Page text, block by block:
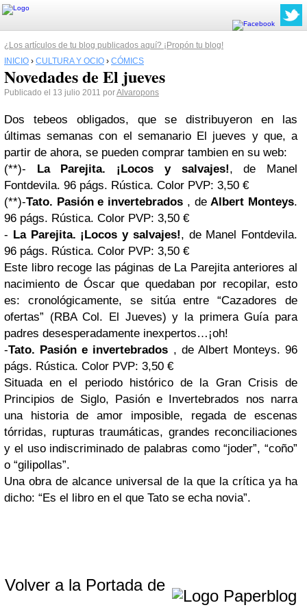
¿Los artículos de tu blog publicados aquí? ¡Propón tu blog!
INICIO › CULTURA Y OCIO › CÓMICS
Novedades de El jueves
Publicado el 13 julio 2011 porAlvaropons
Dos tebeos obligados, que se distribuyeron en las
últimas semanas con el semanario El jueves y que, a
partir de ahora, se pueden comprar tambien en su web:
(**)- La Parejita. ¡Locos y salvajes!, de Manel
Fontdevila. 96 págs. Rústica. Color PVP: 3,50 €
(**)-Tato. Pasión e invertebrados , deAlbert Monteys.
96 págs. Rústica. Color PVP: 3,50 €
- La Parejita. ¡Locos y salvajes!, de Manel Fontdevila.
96 págs. Rústica. Color PVP: 3,50 €
Este libro recoge las páginas de La Parejita anteriores al
nacimiento de Óscar que quedaban por recopilar, esto
es: cronológicamente, se sitúa entre “Cazadores de
ofertas” (RBA Col. El Jueves) y la primera Guía para
padres desesperadamente inexpertos…¡oh!
-Tato. Pasión e invertebrados , de Albert Monteys. 96
págs. Rústica. Color PVP: 3,50 €
Situada en el periodo histórico de la Gran Crisis de
Principios de Siglo, Pasión e Invertebrados nos narra
una historia de amor imposible, regada de escenas
tórridas, rupturas traumáticas, grandes reconciliaciones
y el uso indiscriminado de palabras como “joder”, “coño”
o “gilipollas”.
Una obra de alcance universal de la que la crítica ya ha
dicho: “Es el libro en el que Tato se echa novia”.
Volver a la Portada de